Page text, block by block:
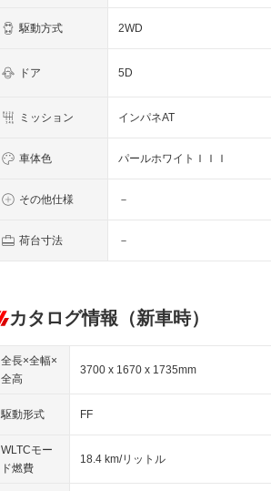
駆動方式 2WD
ドア 5D
ミッション インパネAT
車体色 パールホワイトＩＩＩ
その他仕様 －
荷台寸法 －
カタログ情報（新車時）
全長×全幅×
全高
3700 x 1670 x 1735mm
駆動形式 FF
WLTCモー
ド燃費
18.4 km/リットル